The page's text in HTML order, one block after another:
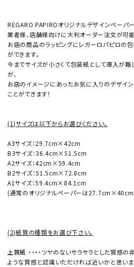
REGARO PAPIROオリジナルデザインペーパ
業者様、店舗様向けに大判オーダー注文が可能
お店の商品のラッピングにレガーロパピロの
ができます。
今までサイズが小さくて包装紙として導入が難
が、
お店のイメージにあったお気に入りのデザイ
ことができます！
(1)サイズは以下からお選びください。
A3サイズ：29.7cm×42cm
B3サイズ：36.4cm×51.5cm
A2サイズ：42cm×59.4cm
B2サイズ：51.5cm×72.8cm
A1サイズ：59.4cm×84.1cm
(通常のオリジナルペーパーは27.7cm×40cm
(2)紙質の種類をお選び下さい。
上質紙 ・・・・ツヤのないサラサラとした質感
ような質感と認識いただければ近いかと思いま